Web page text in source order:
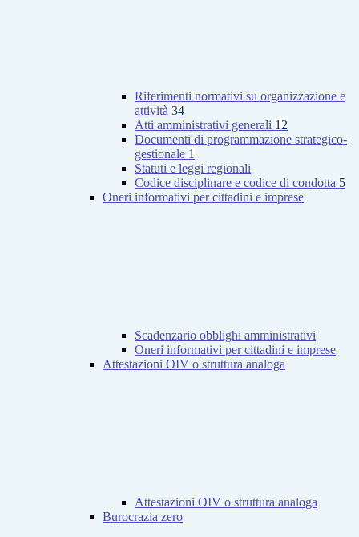
Riferimenti normativi su organizzazione e
attività 34
Atti amministrativi generali 12
Documenti di programmazione strategico-
gestionale 1
Statuti e leggi regionali
Codice disciplinare e codice di condotta 5
Oneri informativi per cittadini e imprese
Scadenzario obblighi amministrativi
Oneri informativi per cittadini e imprese
Attestazioni OIV o struttura analoga
Attestazioni OIV o struttura analoga
Burocrazia zero